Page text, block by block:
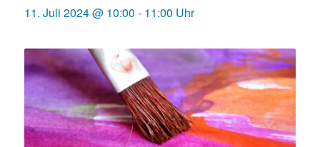
11. Juli 2024 @ 10:00 - 11:00